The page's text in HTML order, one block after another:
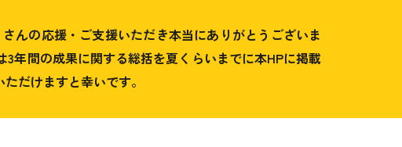
んの応援・ご支援いただき本当にありがとうございま
年間の成果に関する総括を夏くらいまでに本HPに掲載
だけますと幸いです。